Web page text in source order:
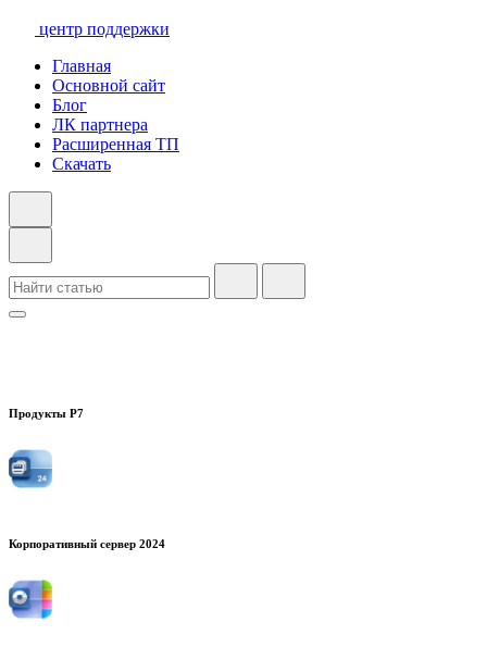
центр поддержки
Главная
Основной сайт
Блог
ЛК партнера
Расширенная ТП
Скачать
Продукты Р7
Корпоративный сервер 2024